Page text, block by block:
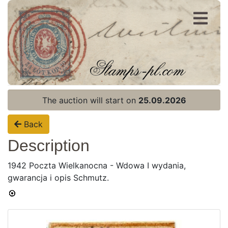
Register
Login
The auction will start on 25.09.2026
Back
Description
1942 Poczta Wielkanocna - Wdowa I wydania,
gwarancja i opis Schmutz.